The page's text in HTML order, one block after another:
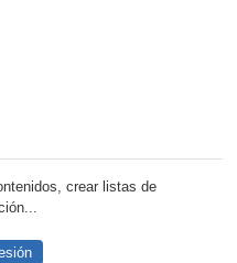
crear listas de